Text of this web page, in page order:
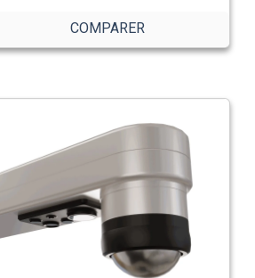
COMPARER